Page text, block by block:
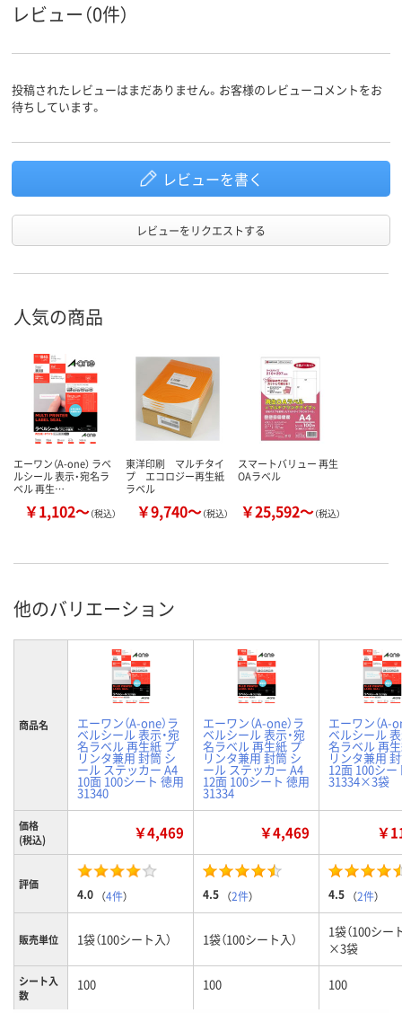
レビュー（0件）
投稿されたレビューはまだありません。お客様のレビューコメントをお
待ちしています。
レビューを書く
レビューをリクエストする
人気の商品
エーワン（A-one） ラベ
ルシール 表示・宛名ラ
ベル 再生…
￥1,102～（税込）
東洋印刷 マルチタイ
プ エコロジー再生紙
ラベル
￥9,740～（税込）
スマートバリュー 再生
OAラベル
￥25,592～（税込）
他のバリエーション
商品名 エーワン（A-one）ラ
ベルシール 表示・宛
名ラベル 再生紙 プ
リンタ兼用 封筒 シ
ール ステッカー A4
10面 100シート 徳用
31340
エーワン（A-one）ラ
ベルシール 表示・宛
名ラベル 再生紙 プ
リンタ兼用 封筒 シ
ール ステッカー A4
12面 100シート 徳用
31334
エーワン（A-
ベルシール 表
名ラベル 再
リンタ兼用
12面 100シー
31334×3袋
価格
(税込)
￥4,469 ￥4,469 ￥
評価
4.0 （4件） 4.5 （2件） 4.5 （2件）
販売単位 1袋（100シート入） 1袋（100シート入）
1袋（100シー
×3袋
シート入
数
100 100 100